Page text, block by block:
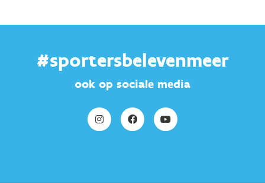
#sportersbelevenmeer
ook op sociale media